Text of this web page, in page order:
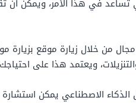
في هذا الأمر، ويمكن أن
ويعتمد هذا على
الاصطناعي يمكن